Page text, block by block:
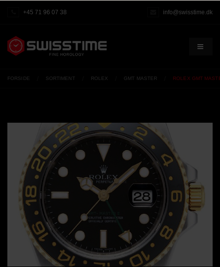
+45 71 96 07 38 info@swisstime.dk
FORSIDE SORTIMENT ROLEX GMT MASTER ROLEX GMT